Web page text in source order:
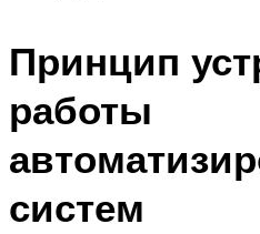
Принцип
работы
систем